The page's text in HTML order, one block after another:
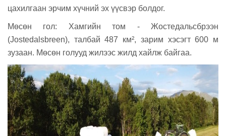
цахилгаан эрчим хүчний эх үүсвэр болдог.
Мөсөн гол: Хамгийн том - Жостедальсбрээн
(Jostedalsbreen), талбай 487 км², зарим хэсэгт 600 м
зузаан. Мөсөн голууд жилээс жилд хайлж байгаа.